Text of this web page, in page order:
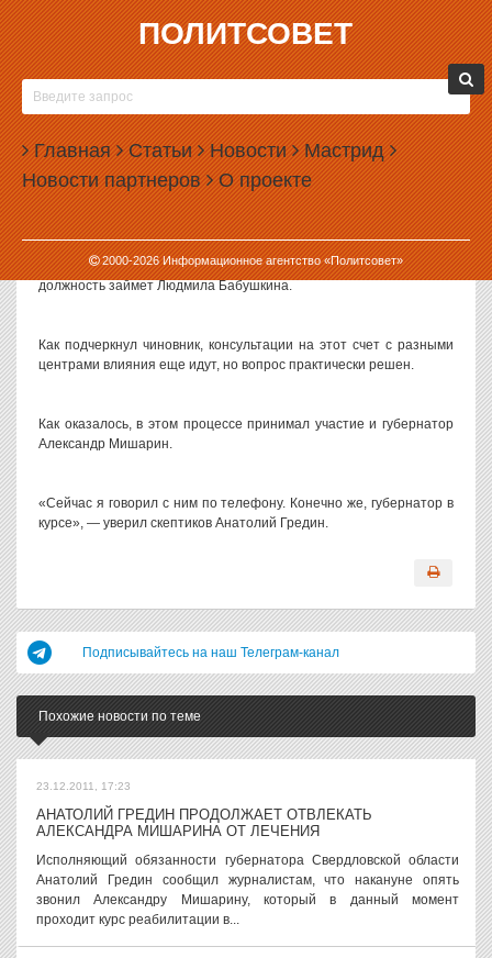
ПОЛИТСОВЕТ
Главная Статьи Новости Мастрид
Новости партнеров О проекте
2000-2026Информационное агентство «Политсовет»
09.12.2011, 12:29
И. О. ГУБЕРНАТОРА СВЕРДЛОВСКОЙ ОБЛАСТИ
АНАТОЛИЙ ГРЕДИН: СПИКЕРОМ
ЗАКОНОДАТЕЛЬНОГО СОБРАНИЯ БУДЕТ
ЛЮДМИЛА БАБУШКИНА
Интрига с фамилией нового спикера нового Законодательного
собрания Свердловской области, похоже, близка к завершению.
Как заявил сегодня в ходе встречи с журналистами и.о.
губернатора Свердловской области Анатолий Гредин, эту
должность займет Людмила Бабушкина.
Как подчеркнул чиновник, консультации на этот счет с разными
центрами влияния еще идут, но вопрос практически решен.
Как оказалось, в этом процессе принимал участие и губернатор
Александр Мишарин.
«Сейчас я говорил с ним по телефону. Конечно же, губернатор в
курсе», — уверил скептиков Анатолий Гредин.
Подписывайтесь на наш Телеграм-канал
Похожие новости по теме
23.12.2011, 17:23
АНАТОЛИЙ ГРЕДИН ПРОДОЛЖАЕТ ОТВЛЕКАТЬ
АЛЕКСАНДРА МИШАРИНА ОТ ЛЕЧЕНИЯ
Исполняющий обязанности губернатора Свердловской области
Анатолий Гредин сообщил журналистам, что накануне опять
звонил Александру Мишарину, который в данный момент
проходит курс реабилитации в...